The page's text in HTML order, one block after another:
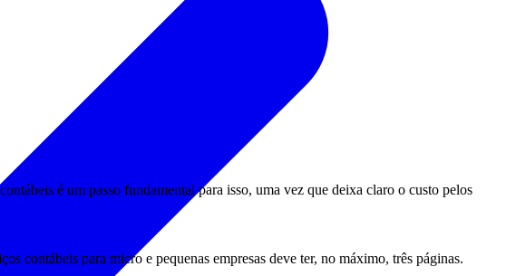
é um passo fundamental para isso, uma vez que deixa claro o custo pelos
contábeis para micro e pequenas empresas deve ter, no máximo, três páginas.